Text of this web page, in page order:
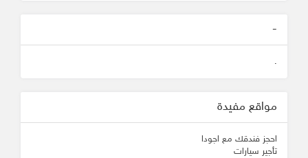
-
.
مواقع مفيدة
احجز فندقك مع اجودا
تأجير سيارات